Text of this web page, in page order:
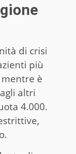
di crisi
più
è
altri
4.000.